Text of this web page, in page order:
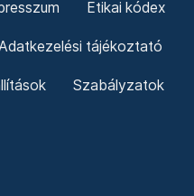
Etikai kódex
Adatkezelési tájékoztató
Szabályzatok